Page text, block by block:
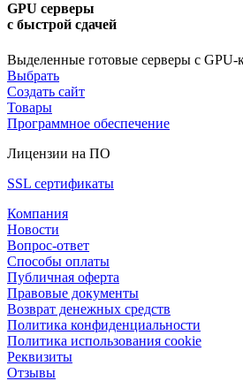
GPU серверы
с быстрой сдачей
Выделенные готовые серверы с GPU-
Выбрать
Создать сайт
Товары
Программное обеспечение
Лицензии на ПО
SSL сертификаты
Компания
Новости
Вопрос-ответ
Способы оплаты
Публичная оферта
Правовые документы
Возврат денежных средств
Политика конфиденциальности
Политика использования cookie
Реквизиты
Отзывы